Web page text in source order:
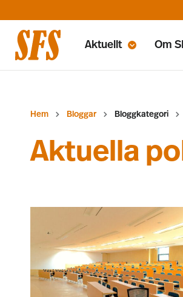
Aktuellt Om
Hem Bloggar Bloggkategori
Aktuella